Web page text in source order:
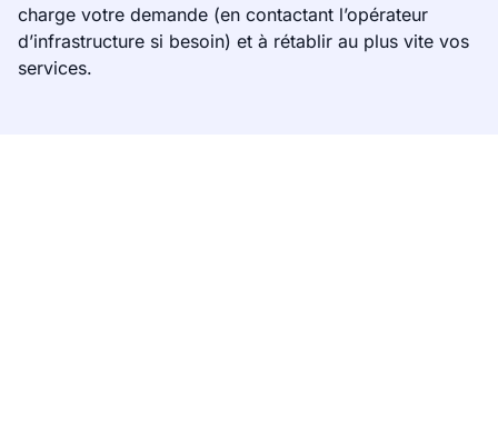
charge votre demande (en contactant l’opérateur
d’infrastructure si besoin) et à rétablir au plus vite vos
services.